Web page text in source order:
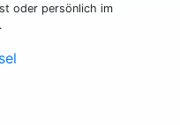
oder persönlich im